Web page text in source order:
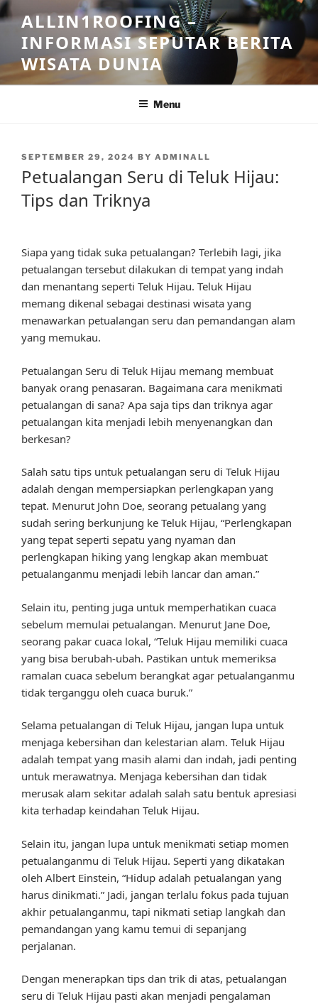
Skip
to
content
ALLIN1ROOFING –
INFORMASI SEPUTAR BERITA
WISATA DUNIA
Menu
POSTED
SEPTEMBER 29, 2024 BY ADMINALL
Petualangan Seru di Teluk Hijau:
Tips dan Triknya
Siapa yang tidak suka petualangan? Terlebih lagi, jika
petualangan tersebut dilakukan di tempat yang indah
dan menantang seperti Teluk Hijau. Teluk Hijau
memang dikenal sebagai destinasi wisata yang
menawarkan petualangan seru dan pemandangan alam
yang memukau.
Petualangan Seru di Teluk Hijau memang membuat
banyak orang penasaran. Bagaimana cara menikmati
petualangan di sana? Apa saja tips dan triknya agar
petualangan kita menjadi lebih menyenangkan dan
berkesan?
Salah satu tips untuk petualangan seru di Teluk Hijau
adalah dengan mempersiapkan perlengkapan yang
tepat. Menurut John Doe, seorang petualang yang
sudah sering berkunjung ke Teluk Hijau, “Perlengkapan
yang tepat seperti sepatu yang nyaman dan
perlengkapan hiking yang lengkap akan membuat
petualanganmu menjadi lebih lancar dan aman.”
Selain itu, penting juga untuk memperhatikan cuaca
sebelum memulai petualangan. Menurut Jane Doe,
seorang pakar cuaca lokal, “Teluk Hijau memiliki cuaca
yang bisa berubah-ubah. Pastikan untuk memeriksa
ramalan cuaca sebelum berangkat agar petualanganmu
tidak terganggu oleh cuaca buruk.”
Selama petualangan di Teluk Hijau, jangan lupa untuk
menjaga kebersihan dan kelestarian alam. Teluk Hijau
adalah tempat yang masih alami dan indah, jadi penting
untuk merawatnya. Menjaga kebersihan dan tidak
merusak alam sekitar adalah salah satu bentuk apresiasi
kita terhadap keindahan Teluk Hijau.
Selain itu, jangan lupa untuk menikmati setiap momen
petualanganmu di Teluk Hijau. Seperti yang dikatakan
oleh Albert Einstein, “Hidup adalah petualangan yang
harus dinikmati.” Jadi, jangan terlalu fokus pada tujuan
akhir petualanganmu, tapi nikmati setiap langkah dan
pemandangan yang kamu temui di sepanjang
perjalanan.
Dengan menerapkan tips dan trik di atas, petualangan
seru di Teluk Hijau pasti akan menjadi pengalaman